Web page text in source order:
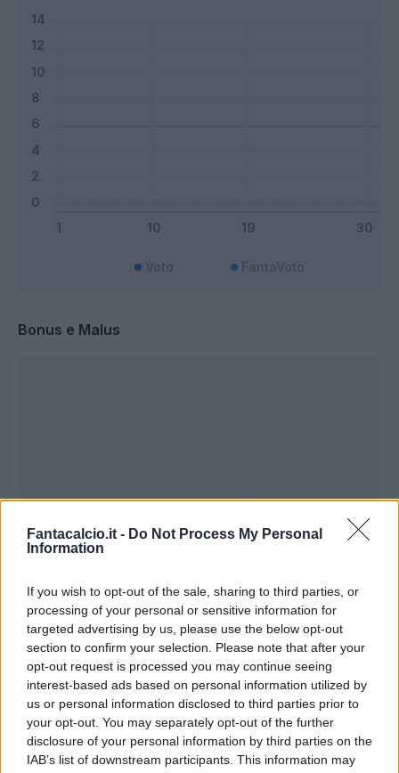
Fantacalcio.it - Do Not Process My Personal
Information
If you wish to opt-out of the sale, sharing to third parties, or
processing of your personal or sensitive information for
targeted advertising by us, please use the below opt-out
section to confirm your selection. Please note that after your
opt-out request is processed you may continue seeing
interest-based ads based on personal information utilized by
us or personal information disclosed to third parties prior to
your opt-out. You may separately opt-out of the further
disclosure of your personal information by third parties on the
IAB’s list of downstream participants. This information may
Bonus e Malus
Bonus Malus
Presenze a
voto